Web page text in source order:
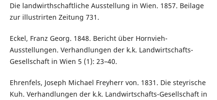
Die landwirthschaftliche Ausstellung in Wien. 1857. Beilage
zur illustrirten Zeitung 731.
Eckel, Franz Georg. 1848. Bericht über Hornvieh-
Ausstellungen. Verhandlungen der k.k. Landwirtschafts-
Gesellschaft in Wien 5 (1): 23–40.
Ehrenfels, Joseph Michael Freyherr von. 1831. Die steyrische
Kuh. Verhandlungen der k.k. Landwirtschafts-Gesellschaft in